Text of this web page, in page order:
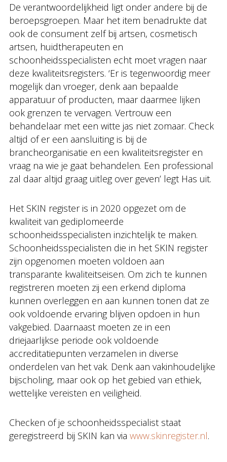
De verantwoordelijkheid ligt onder andere bij de
beroepsgroepen. Maar het item benadrukte dat
ook de consument zelf bij artsen, cosmetisch
artsen, huidtherapeuten en
schoonheidsspecialisten echt moet vragen naar
deze kwaliteitsregisters. ‘Er is tegenwoordig meer
mogelijk dan vroeger, denk aan bepaalde
apparatuur of producten, maar daarmee lijken
ook grenzen te vervagen. Vertrouw een
behandelaar met een witte jas niet zomaar. Check
altijd of er een aansluiting is bij de
brancheorganisatie en een kwaliteitsregister en
vraag na wie je gaat behandelen. Een professional
zal daar altijd graag uitleg over geven’ legt Has uit.
Het SKIN register is in 2020 opgezet om de
kwaliteit van gediplomeerde
schoonheidsspecialisten inzichtelijk te maken.
Schoonheidsspecialisten die in het SKIN register
zijn opgenomen moeten voldoen aan
transparante kwaliteitseisen. Om zich te kunnen
registreren moeten zij een erkend diploma
kunnen overleggen en aan kunnen tonen dat ze
ook voldoende ervaring blijven opdoen in hun
vakgebied. Daarnaast moeten ze in een
driejaarlijkse periode ook voldoende
accreditatiepunten verzamelen in diverse
onderdelen van het vak. Denk aan vakinhoudelijke
bijscholing, maar ook op het gebied van ethiek,
wettelijke vereisten en veiligheid.
Checken of je schoonheidsspecialist staat
geregistreerd bij SKIN kan via www.skinregister.nl.